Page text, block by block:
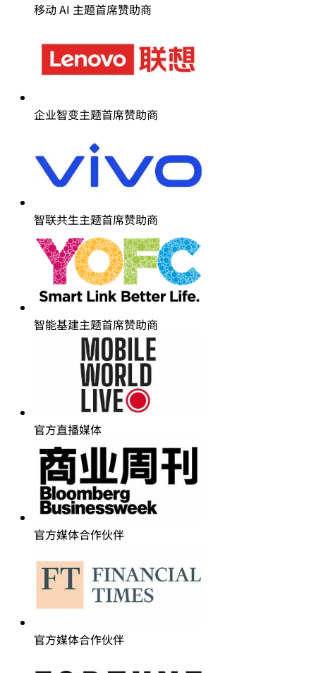
移动 AI 主题首席赞助商
企业智变主题首席赞助商
智联共生主题首席赞助商
智能基建主题首席赞助商
官方直播媒体
官方媒体合作伙伴
官方媒体合作伙伴